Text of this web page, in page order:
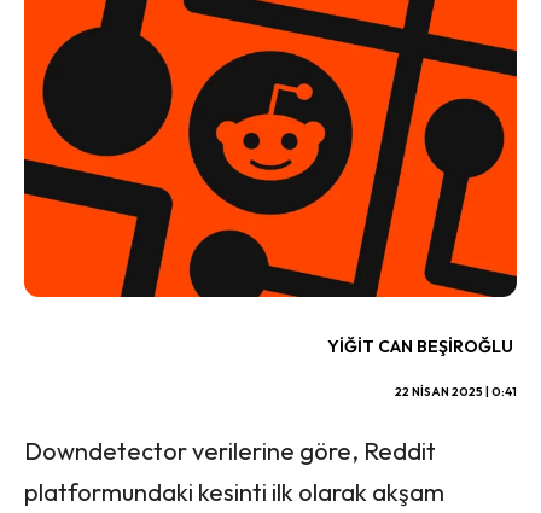
YIĞIT CAN BEŞIROĞLU
22 NISAN 2025 | 0:41
Downdetector verilerine göre, Reddit
platformundaki kesinti ilk olarak akşam